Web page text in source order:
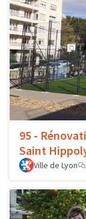
95 -
Saint
Ville de Lyon